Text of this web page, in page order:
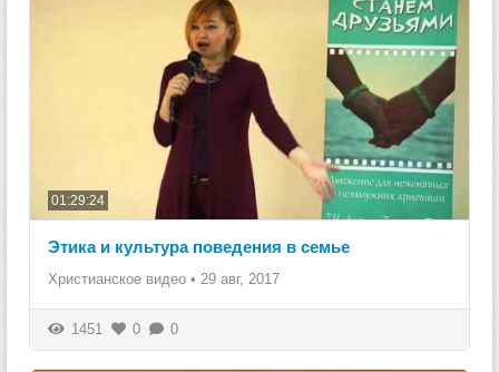
01:29:24
Этика и культура поведения в семье
Христианское видео • 29 авг, 2017
1451 0 0